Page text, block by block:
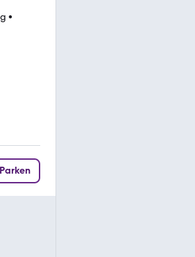
•
Parken